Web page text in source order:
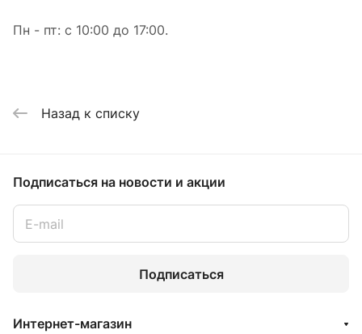
Пн - пт: с 10:00 до 17:00.
Назад к списку
Подписаться на новости и акции
Подписаться
Интернет-магазин